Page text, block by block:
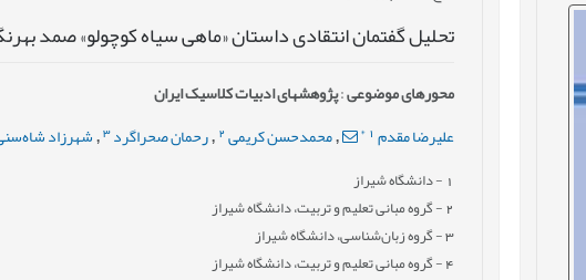
تحلیل گفتمان انتقادی داستان «ماهی سیاه کوچولو» صمد
محورهای موضوعی:پژوهش‎های ادبیات کلاسیک ایران
علیرضا مقدم 1
*
,محمدحسن کریمی2
,رحمان صحراگرد3
,شهرزاد
1 - دانشگاه شیراز
2- گروه مبانی تعلیم و تربیت، دانشگاه شیراز
3- گروه زبان‌شناسی، دانشگاه شیراز
4- گروه مبانی تعلیم و تربیت، دانشگاه شیراز